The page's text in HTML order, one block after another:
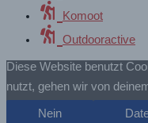
Komoot
Outdooractive
Diese Website benutzt
nutzt, gehen wir von
Nein